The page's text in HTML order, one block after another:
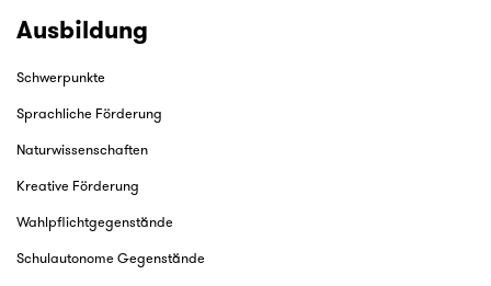
Ausbildung
Schwerpunkte
Sprachliche Förderung
Naturwissenschaften
Kreative Förderung
Wahlpflichtgegenstände
Schulautonome Gegenstände